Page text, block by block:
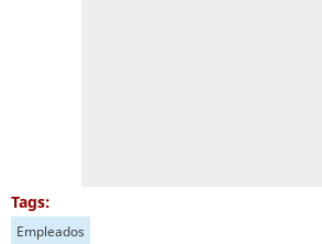
Tags:
Empleados